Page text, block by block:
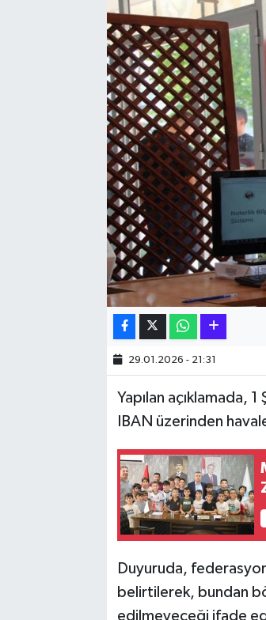
29.01.2026 - 21:31
Yapılan açıklamada,
IBAN üzerinden
Duyuruda,
belirtilerek, bundan
edilmeyeceği ifade
Hakkari Haber
İLGİNÇ HABERLER
KÜLTÜR SANAT
MAGAZİN